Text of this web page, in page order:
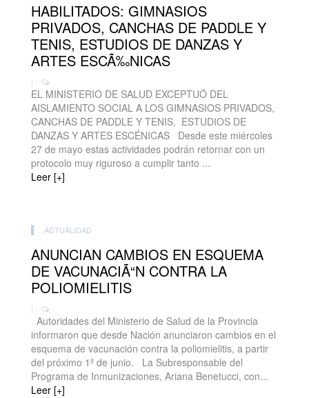
HABILITADOS: GIMNASIOS
PRIVADOS, CANCHAS DE PADDLE Y
TENIS, ESTUDIOS DE DANZAS Y
ARTES ESCÃ‰NICAS
| -
EL MINISTERIO DE SALUD EXCEPTUÓ DEL
AISLAMIENTO SOCIAL A LOS GIMNASIOS PRIVADOS,
CANCHAS DE PADDLE Y TENIS, ESTUDIOS DE
DANZAS Y ARTES ESCÉNICAS Desde este miércoles
27 de mayo estas actividades podrán retornar con un
protocolo muy riguroso a cumplir tanto ...
Leer [+]
ACTUALIDAD
ANUNCIAN CAMBIOS EN ESQUEMA
DE VACUNACIÃ“N CONTRA LA
POLIOMIELITIS
| -
Autoridades del Ministerio de Salud de la Provincia
informaron que desde Nación anunciaron cambios en el
esquema de vacunación contra la poliomielitis, a partir
del próximo 1º de junio. La Subresponsable del
Programa de Inmunizaciones, Ariana Benetucci, con...
Leer [+]